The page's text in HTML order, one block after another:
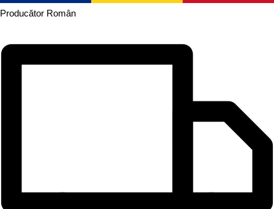
Producător Român